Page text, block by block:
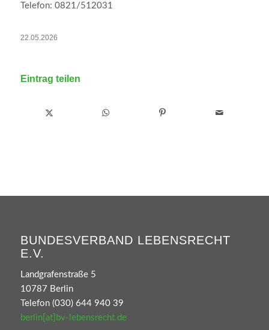
Telefon: 0821/512031
22.05.2026
Eintrag teilen
BUNDESVERBAND LEBENSRECHT
E.V.
Landgrafenstraße 5
10787 Berlin
Telefon (030) 644 940 39
berlin[at]bv-lebensrecht.de